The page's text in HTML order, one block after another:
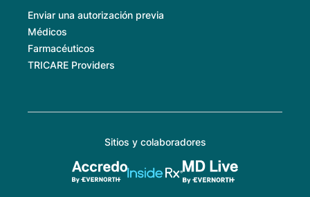
Enviar una autorización previa
Médicos
Farmacéuticos
TRICARE Providers
Sitios y colaboradores